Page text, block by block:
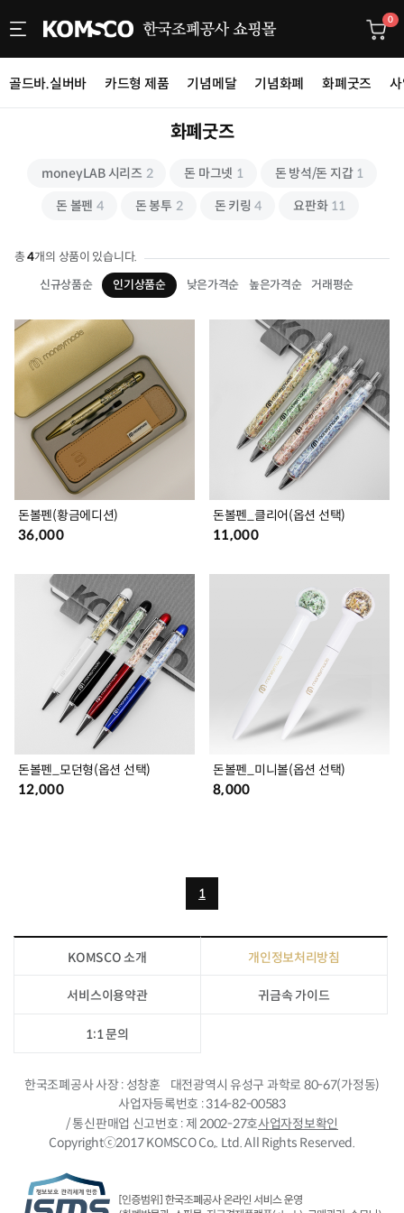
0
골드바.실버바 카드형 제품 기념메달 기념화폐 화폐굿즈
화폐굿즈
moneyLAB 시리즈 2 돈 마그넷 1 돈 방석/돈 지갑 1
돈 볼펜 4 돈 봉투 2 돈 키링 4 요판화 11
총4개의 상품이 있습니다.
신규상품순
인기상품순 낮은가격순 높은가격순 거래평순
돈볼펜(황금에디션)
36,000
돈볼펜_클리어(옵션 선택)
11,000
돈볼펜_모던형(옵션 선택)
12,000
돈볼펜_미니볼(옵션 선택)
8,000
1
KOMSCO 소개 개인정보처리방침
서비스이용약관 귀금속 가이드
1:1 문의
한국조폐공사 사장 성창훈
대전광역시 유성구 과학로 80-67(가정동)
사업자등록번호 314-82-00583
/ 통신판매업 신고번호 제 2002-27호사업자정보확인
Copyrightⓒ2017 KOMSCO Co,. Ltd. All Rights Reserved.